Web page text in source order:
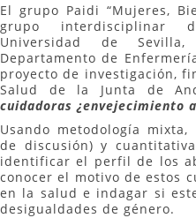
El grupo Paidi “Mujeres,
grupo interdisciplinar
Universidad de
Departamento de
proyecto de investigación,
Salud de la Junta de
cuidadoras ¿envejecimiento
Usando metodología
de discusión) y
identificar el perfil de los
conocer el motivo de estos
en la salud e indagar si
desigualdades de género.